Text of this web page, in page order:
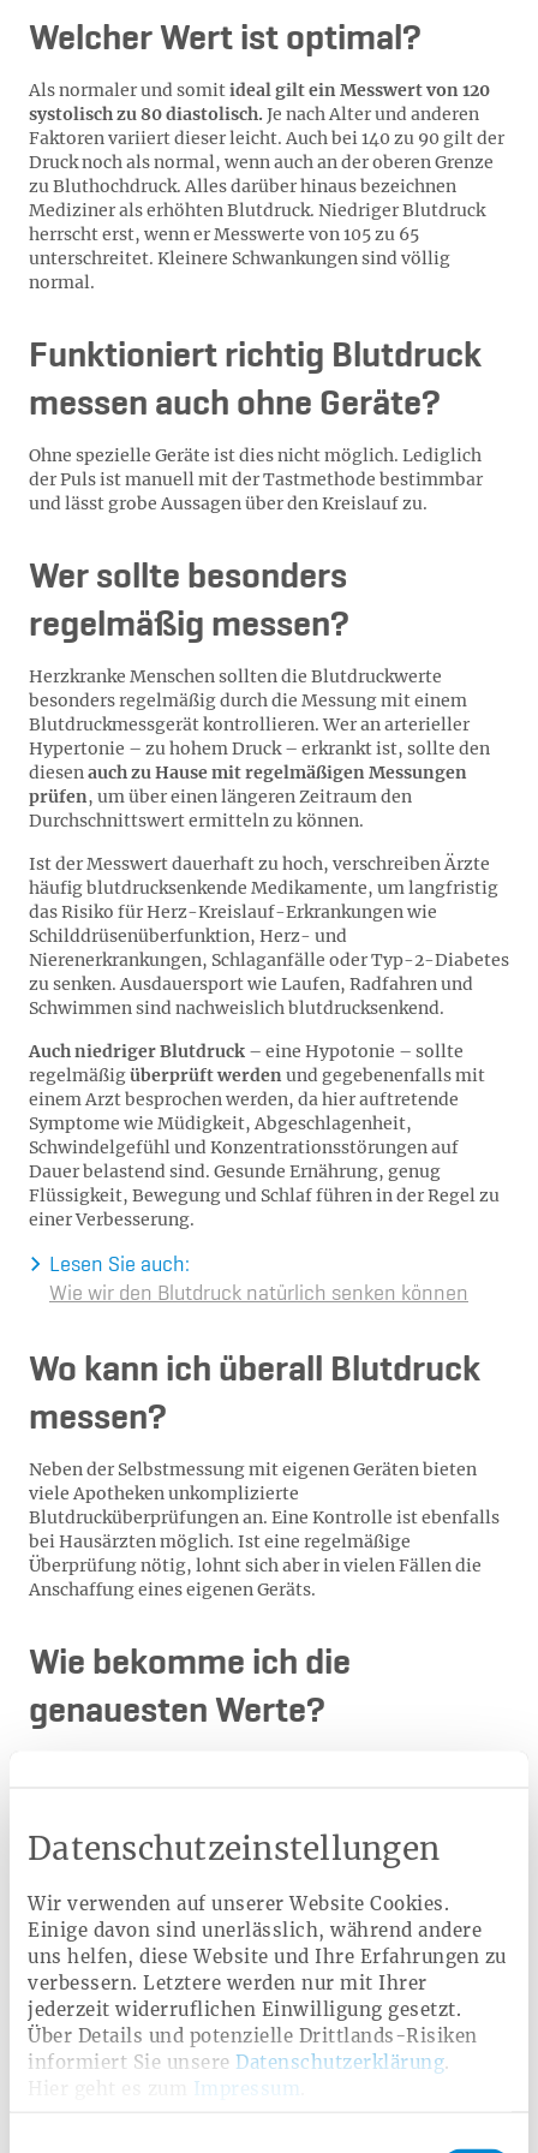
Datenschutzeinstellungen
Wir verwenden auf unserer Website Cookies.
Einige davon sind unerlässlich, während andere
uns helfen, diese Website und Ihre Erfahrungen zu
verbessern. Letztere werden nur mit Ihrer
jederzeit widerruflichen Einwilligung gesetzt.
Über Details und potenzielle Drittlands-Risiken
informiert Sie unsere Datenschutzerklärung.
Impressum
Welcher Wert ist optimal?
Als normaler und somitideal gilt ein Messwert von 120
systolisch zu 80 diastolisch. Je nach Alter und anderen
Faktoren variiert dieser leicht. Auch bei 140 zu 90 gilt der
Druck noch als normal, wenn auch an der oberen Grenze
zu Bluthochdruck. Alles darüber hinaus bezeichnen
Mediziner als erhöhten Blutdruck. Niedriger Blutdruck
herrscht erst, wenn er Messwerte von 105 zu 65
unterschreitet. Kleinere Schwankungen sind völlig
normal.
Funktioniert richtig Blutdruck
messen auch ohne Geräte?
Ohne spezielle Geräte ist dies nicht möglich. Lediglich
der Puls ist manuell mit der Tastmethode bestimmbar
und lässt grobe Aussagen über den Kreislauf zu.
Wer sollte besonders
regelmäßig messen?
Herzkranke Menschen sollten die Blutdruckwerte
besonders regelmäßig durch die Messung mit einem
Blutdruckmessgerät kontrollieren. Wer an arterieller
Hypertonie – zu hohem Druck – erkrankt ist, sollte den
diesenauch zu Hause mit regelmäßigen Messungen
prüfen, um über einen längeren Zeitraum den
Durchschnittswert ermitteln zu können.
Ist der Messwert dauerhaft zu hoch, verschreiben Ärzte
häufig blutdrucksenkende Medikamente, um langfristig
das Risiko für Herz-Kreislauf-Erkrankungen wie
Schilddrüsenüberfunktion, Herz- und
Nierenerkrankungen, Schlaganfälle oder Typ-2-Diabetes
zu senken. Ausdauersport wie Laufen, Radfahren und
Schwimmen sind nachweislich blutdrucksenkend.
Auch niedriger Blutdruck – eine Hypotonie – sollte
regelmäßigüberprüft werdenund gegebenenfalls mit
einem Arzt besprochen werden, da hier auftretende
Symptome wie Müdigkeit, Abgeschlagenheit,
Schwindelgefühl und Konzentrationsstörungen auf
Dauer belastend sind. Gesunde Ernährung, genug
Flüssigkeit, Bewegung und Schlaf führen in der Regel zu
einer Verbesserung.
Lesen Sie auch:
Wie wir den Blutdruck natürlich senken können
Wo kann ich überall Blutdruck
messen?
Neben der Selbstmessung mit eigenen Geräten bieten
viele Apotheken unkomplizierte
Blutdrucküberprüfungen an. Eine Kontrolle ist ebenfalls
bei Hausärzten möglich. Ist eine regelmäßige
Überprüfung nötig, lohnt sich aber in vielen Fällen die
Anschaffung eines eigenen Geräts.
Wie bekomme ich die
genauesten Werte?
normal. Einmalige oder unregelmäßige Messungen
liefern daher keine zuverlässige Aussage über den
vergleichbaren Bedingungen zu messen, ist besonders
wichtig.
Idealerweise einfachzwei Mal hintereinander messen
und die Ergebnisse anschließend notieren, um einen
besseren Überblick über die Werteentwicklung zu
bekommen. So können Ärzte außerdem sehen, ob eine
etwaige Behandlung anschlägt oder gegebenenfalls
verändert werden muss.